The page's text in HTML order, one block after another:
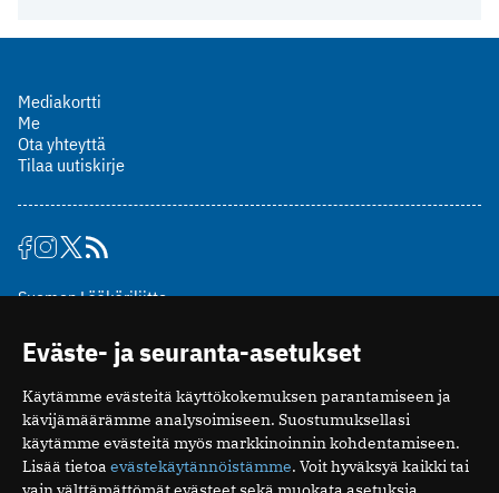
Mediakortti
Me
Ota yhteyttä
Tilaa uutiskirje
Suomen Lääkäriliitto
00510 Helsinki
puh. (09) 393 091
toimitus@potilaanlaakarilehti.fi
ISSN 2323-9476
Eväste- ja seuranta-asetukset
Käytämme evästeitä käyttökokemuksen parantamiseen ja
kävijämäärämme analysoimiseen. Suostumuksellasi
käytämme evästeitä myös markkinoinnin kohdentamiseen.
Lisää tietoa evästekäytännöistämme. Voit hyväksyä kaikki tai